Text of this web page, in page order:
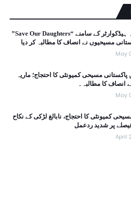
اقوام متحدہ ہیڈکوارٹر کے سامنے “Save Our Daughters”
مسیحیوں نے انصاف کا مطالبہ کر دیا
May
پاکستانی مسیحی کمیونٹی کا احتجاج؛ ماریہ
انصاف کا مطالبہ۔
May
کمیونٹی کا احتجاج، نابالغ لڑکی کے نکاح
پر شدید ردعمل
April